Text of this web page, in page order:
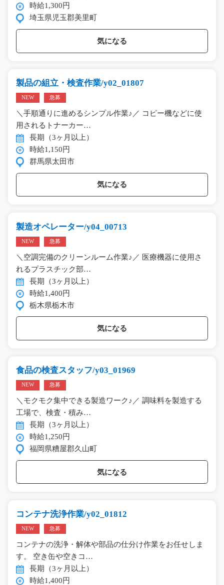
時給1,300円
埼玉県児玉郡美里町
気になる
製品の組立・検査作業/y02_01807
NEW 急募
＼手順通りに進めるシンプル作業♪／ コピー機などに使
用されるトナーカー…
長期（3ヶ月以上）
時給1,150円
群馬県太田市
気になる
製造オペレーター/y04_00713
NEW 急募
＼空調完備のクリーンルーム作業♪／ 医療機器に使用さ
れるプラスチック部…
長期（3ヶ月以上）
時給1,400円
栃木県栃木市
気になる
食品の検査スタッフ/y03_01969
NEW 急募
＼モクモク集中できる製造ワーク♪／ 調味料を製造する
工場で、検査・積み…
長期（3ヶ月以上）
時給1,250円
福岡県糟屋郡久山町
気になる
コンテナ洗浄作業/y02_01812
NEW 急募
コンテナの洗浄・解体や部品の仕分け作業をお任せしま
す。 空き缶や空きコ…
長期（3ヶ月以上）
時給1,400円